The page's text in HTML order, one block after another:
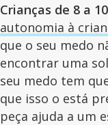
Crianças de 8 a
autonomia à
que o seu medo
encontrar uma
seu medo tem
que isso o está
peça ajuda a um